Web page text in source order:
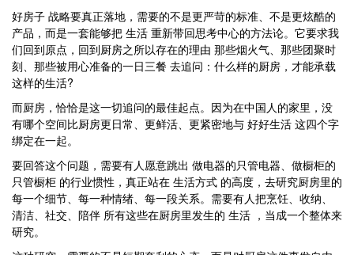
好房子 战略要真正落地，需要的不是更严苛的标准、不是更炫酷的
产品，而是一套能够把 生活 重新带回思考中心的方法论。它要求我
们回到原点，回到厨房之所以存在的理由 那些烟火气、那些团聚时
刻、那些被用心准备的一日三餐 去追问：什么样的厨房，才能承载
这样的生活?
而厨房，恰恰是这一切追问的最佳起点。因为在中国人的家里，没
有哪个空间比厨房更日常、更鲜活、更紧密地与 好好生活 这四个字
绑定在一起。
要回答这个问题，需要有人愿意跳出 做电器的只管电器、做橱柜的
只管橱柜 的行业惯性，真正站在 生活方式 的高度，去研究厨房里的
每一个细节、每一种情绪、每一段关系。需要有人把烹饪、收纳、
清洁、社交、陪伴 所有这些在厨房里发生的 生活 ，当成一个整体来
研究。